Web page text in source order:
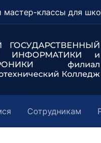
классы для
ГОСУДАРСТВЕННЫЙ
ИНФОРМАТИКИ и
филиал
Колледж
Сотрудникам